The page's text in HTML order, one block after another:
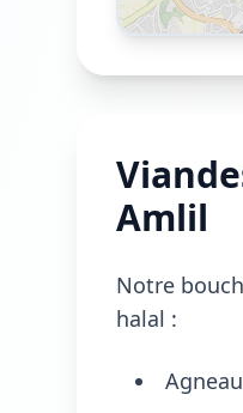
Amlil
Notre
halal :